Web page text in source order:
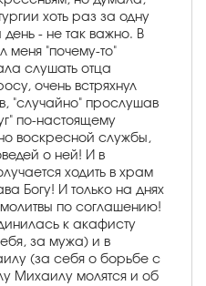
хоть раз за одну
- не так важно. В
меня "почему-то"
слушать отца
очень встряхнул
"случайно" прослушав
по-настоящему
воскресной службы,
о ней! И в
ходить в храм
Богу! И только на днях
молитвы по соглашению!
к акафисту
за мужа) и в
(за себя о борьбе с
Михаилу молятся и об